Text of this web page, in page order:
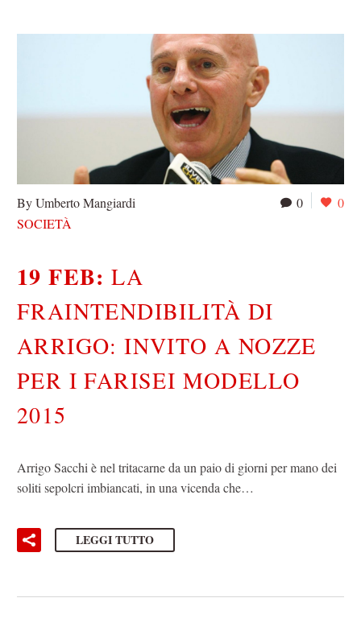
0 0
By Umberto Mangiardi
SOCIETÀ
19 FEB:LA
FRAINTENDIBILITÀ DI
ARRIGO: INVITO A NOZZE
PER I FARISEI MODELLO
2015
Arrigo Sacchi è nel tritacarne da un paio di giorni per mano dei
soliti sepolcri imbiancati, in una vicenda che…
LEGGI TUTTO